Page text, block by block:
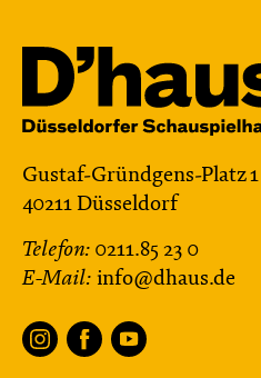
Gustaf-Gründgens-Platz 1
40211 Düsseldorf
Telefon: 0211.85 23 0
E-Mail: info@dhaus.de